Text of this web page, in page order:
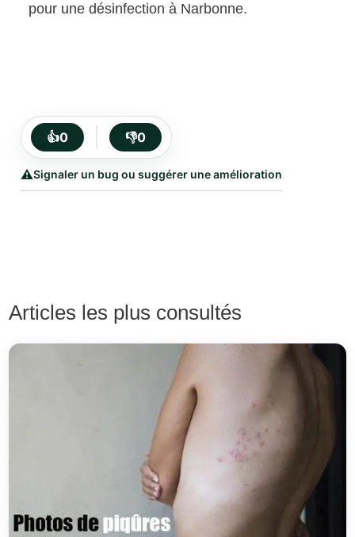
pour une désinfection à Narbonne.
👍0 👎0
⚠️Signaler un bug ou suggérer une amélioration
Articles les plus consultés